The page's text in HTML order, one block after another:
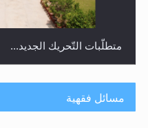
متطلَّبات التّحريك الجديد...
مسائل فقهية